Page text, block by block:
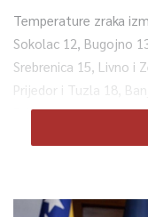
Temperature zraka
Sokolac 12, Bugojno
Srebrenica 15, Livno i
Prijedor i Tuzla 18,
Brijeg i Stolac 20,
u Bosni i Hercegovini